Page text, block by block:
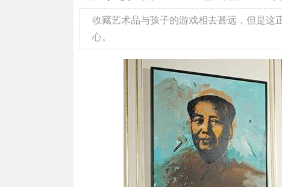
收藏艺术品与孩子的游戏相去甚远，但是这
心。